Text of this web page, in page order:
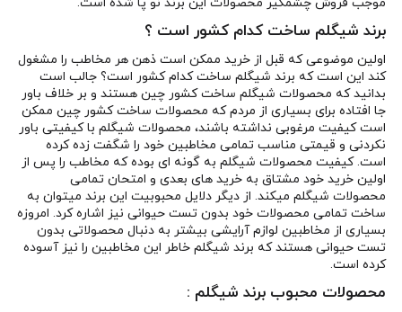
برند شیگلم ساخت کدام کشور است ؟
اولین موضوعی که قبل از خرید ممکن است ذهن هر مخاطب را مشغول
کند این است که برند شیگلم ساخت کدام کشور است؟ جالب است
بدانید که محصولات شیگلم ساخت کشور چین هستند و بر خلاف باور
جا افتاده برای بسیاری از مردم که محصولات ساخت کشور چین ممکن
است کیفیت مرغوبی نداشته باشند، محصولات شیگلم با کیفیتی باور
نکردنی و قیمتی مناسب تمامی مخاطبین خود را شگفت زده کرده
است. کیفیت محصولات شیگلم به گونه ای بوده که مخاطب را پس از
اولین خرید خود مشتاق به خرید های بعدی و امتحان تمامی
محصولات شیگلم میکند. از دیگر دلایل محبوبیت این برند میتوان به
ساخت تمامی محصولات خود بدون تست حیوانی نیز اشاره کرد. امروزه
بسیاری از مخاطبین لوازم آرایشی بیشتر به دنبال محصولاتی بدون
تست حیوانی هستند که برند شیگلم خاطر این مخاطبین را نیز آسوده
کرده است.
محصولات محبوب برند شیگلم :